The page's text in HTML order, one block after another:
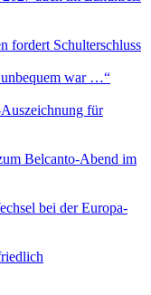
fordert Schulterschluss
unbequem war …“
für
Belcanto-Abend im
bei der Europa-